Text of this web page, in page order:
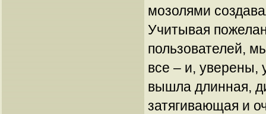
мозолями
Учитывая
пользователей,
все – и, уверены,
вышла длинная,
затягивающая и